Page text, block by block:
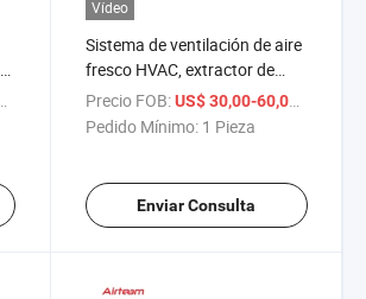
Vídeo
Sistema de ventilación de aire
fresco HVAC, extractor de
humo de cocina, ventilador de
convención
Precio FOB: US$ 30,00-60,00
Pedido Mínimo: 1 Pieza
Enviar Consulta